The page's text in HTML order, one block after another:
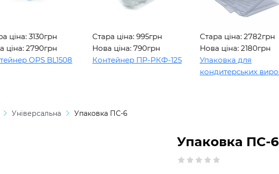
3130грн
2790грн
OPS BL1508
Стара ціна: 995грн
Нова ціна: 790грн
Контейнер ПР-РКФ-125
Стара ціна: 2782грн
Нова ціна: 2180грн
Упаковка для
кондитерських виробів
Універсальна Упаковка ПС-6
Упаковка ПС-6